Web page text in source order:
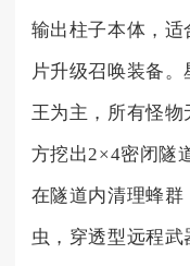
输出柱子本体，
片升级召唤装备
王为主，所有怪
方挖出2×4密闭隧
在隧道内清理蜂
虫，穿透型远程